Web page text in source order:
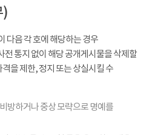
)
다음 각 호에 해당하는 경우
통지 없이 해당 공개게시물을 삭제할
을 제한, 정지 또는 상실시킬 수
방하거나 중상 모략으로 명예를